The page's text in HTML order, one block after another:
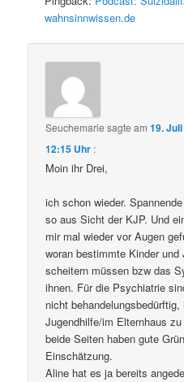
wahnsinnwissen.de
Seuchemarie sagte am19.
12:15 Uhr :
Moin ihr Drei,
ich schon wieder.
so aus Sicht der KJP. Und
mir mal wieder vor Augen
woran bestimmte Kinder und
scheitern müssen bzw das
ihnen. Für die Psychiatrie
nicht behandelungsbedürftig,
Jugendhilfe/im Elternhaus
beide Seiten haben gute
Einschätzung.
Aline hat es ja bereits